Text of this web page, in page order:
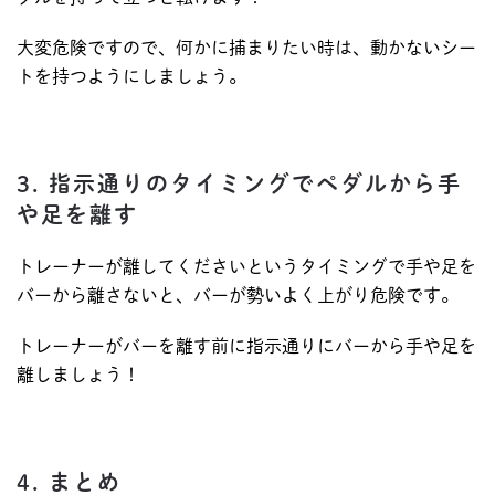
大変危険ですので、何かに捕まりたい時は、動かないシー
トを持つようにしましょう。
3. 指示通りのタイミングでペダルから手
や足を離す
トレーナーが離してくださいというタイミングで手や足を
バーから離さないと、バーが勢いよく上がり危険です。
トレーナーがバーを離す前に指示通りにバーから手や足を
離しましょう！
4. まとめ